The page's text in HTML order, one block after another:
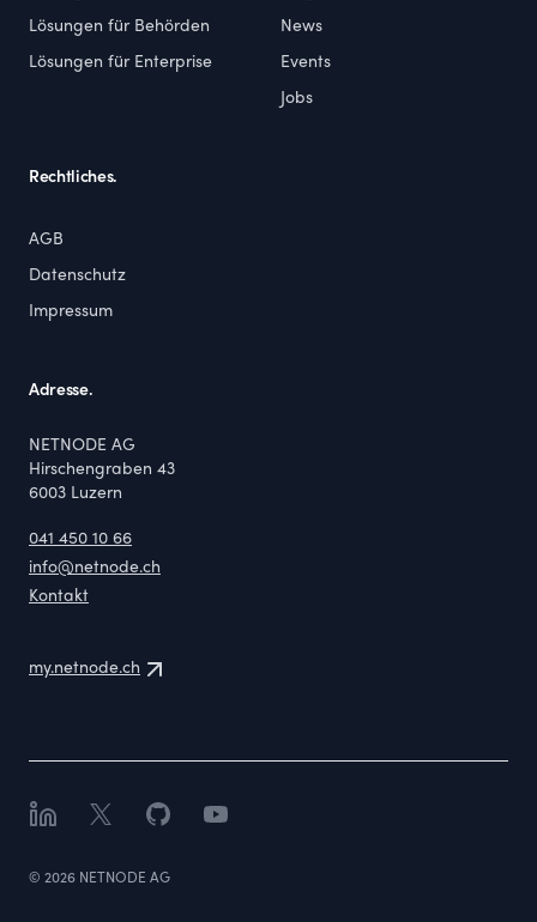
Lösungen für Behörden
Lösungen für Enterprise
News
Events
Jobs
Rechtliches.
AGB
Datenschutz
Impressum
Adresse.
NETNODE AG
Hirschengraben 43
6003 Luzern
041 450 10 66
info@netnode.ch
Kontakt
my.netnode.ch
LinkedIn
X GitHubYouTube
© 2026 NETNODE AG